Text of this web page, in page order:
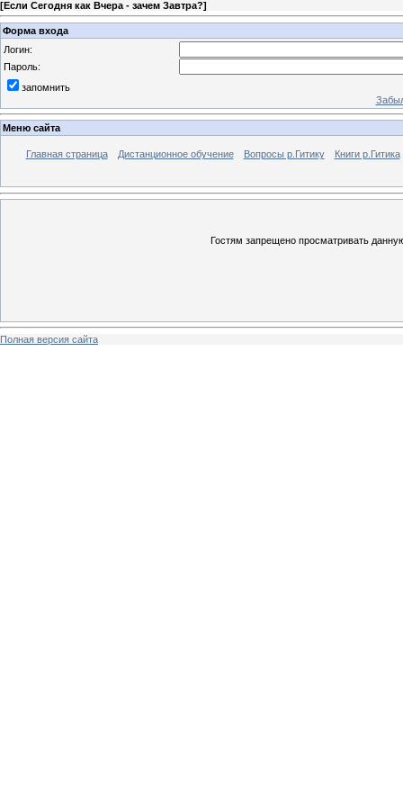
[Если Сегодня как Вчера - зачем Завтра?]
Форма входа
Логин:
Пароль:
запомнить
Меню сайта
Главная страница Дистанционное обучение Вопросы р.Гитику Книги р.Гитика
Гостям запрещено просматривать
Полная версия сайта